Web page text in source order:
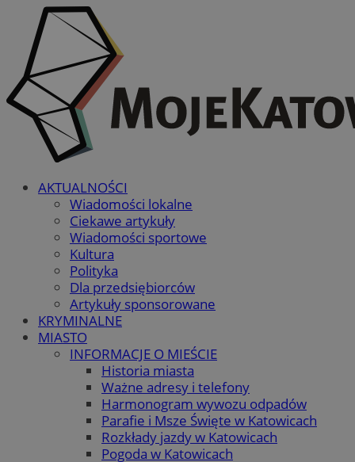
AKTUALNOŚCI
Wiadomości lokalne
Ciekawe artykuły
Wiadomości sportowe
Kultura
Polityka
Dla przedsiębiorców
Artykuły sponsorowane
KRYMINALNE
MIASTO
INFORMACJE O MIEŚCIE
Historia miasta
Ważne adresy i telefony
Harmonogram wywozu odpadów
Parafie i Msze Święte w Katowicach
Rozkłady jazdy w Katowicach
Pogoda w Katowicach